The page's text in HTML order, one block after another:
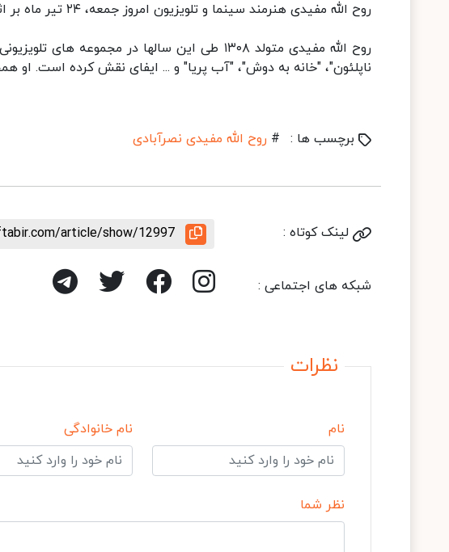
روح الله مفیدی‌ هنرمند سینما و تلویزیون امروز جمعه، ۲۴ تیر ماه بر اثر بیماری سرطان دار فانی را وداع گفت.
ناپلئون"، "خانه به دوش"، "آب پریا" و ... ایفای نقش کرده است. او
برچسب ها : # روح الله مفیدی نصرآبادی
لینک کوتاه : article/show/12997
شبکه های اجتماعی :
نظرات
نام نام خانوادگی
نظر شما